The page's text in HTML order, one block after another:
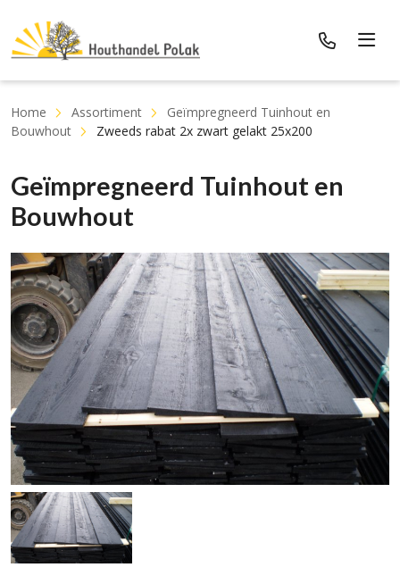
Home Assortiment
Geïmpregneerd Tuinhout en
Bouwhout
Zweeds rabat 2x zwart gelakt 25x200
Geïmpregneerd Tuinhout en
Bouwhout